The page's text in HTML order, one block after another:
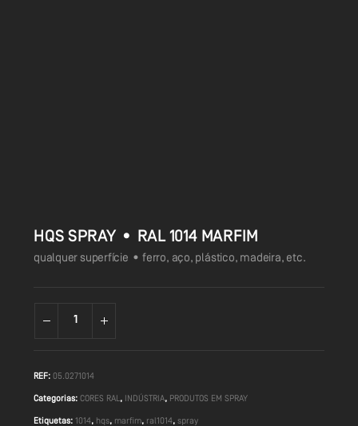
HQS SPRAY • RAL 1014 MARFIM
qualquer superfície • ferro, aço, plástico, madeira, etc.
REF: 05.0271014
Categorias: CORES RAL, INDÚSTRIA, PRODUTOS EM SPRAY
Etiquetas: 1014 , hqs, marfim, ral1014 , spray